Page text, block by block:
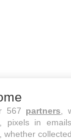
567 partners,
pixels in
whether